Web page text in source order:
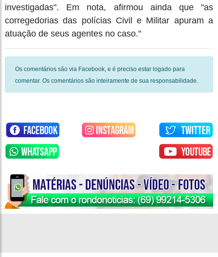
investigadas". Em nota, afirmou ainda que "as
corregedorias das polícias Civil e Militar apuram a
atuação de seus agentes no caso."
Os comentários são via Facebook, e é preciso estar logado para
comentar. Os comentários são inteiramente de sua responsabilidade.